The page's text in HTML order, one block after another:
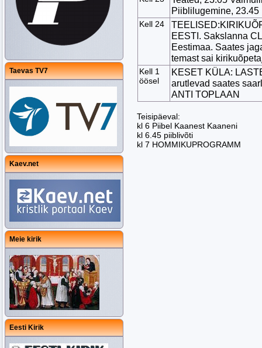
Taevas TV7
Kaev.net
Meie kirik
Eesti Kirik
Piiblilugemine,
Kell 24
EESTI. Sakslanna
Eestimaa. Saates
temast sai
Kell 1
öösel
KESET KÜLA:
arutlevad saates
ANTI TOPLAAN
Teisipäeval:
kl 6 Piibel Kaanest Kaaneni
kl 6.45 piiblivõti
kl 7 HOMMIKUPROGRAMM